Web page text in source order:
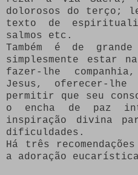
dolorosos do terço;
texto de
salmos etc.
Também é de
simplesmente estar
fazer-lhe
Jesus, oferecer-
permitir que seu
o encha de paz
inspiração divina
dificuldades.
Há três
a adoração